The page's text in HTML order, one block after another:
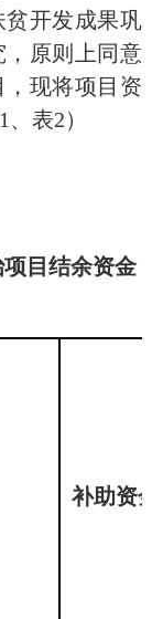
开发成果巩
，原则上同意
现将项目资
表2）
目结余资金
补助资金